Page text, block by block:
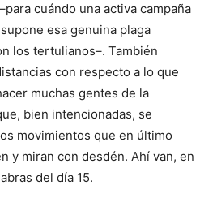
cuándo una activa campaña
esa genuina plaga
los tertulianos–. También
con respecto a lo que
muchas gentes de la
bien intencionadas, se
movimientos que en último
y miran con desdén. Ahí van, en
del día 15.